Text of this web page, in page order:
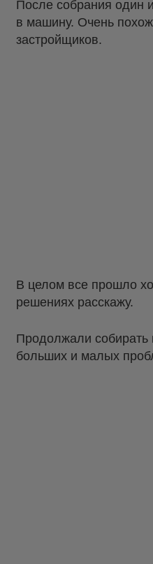
После собрания один
в машину. Очень
застройщиков.
В целом все прошло
решениях расскажу.
Продолжали собирать
больших и малых